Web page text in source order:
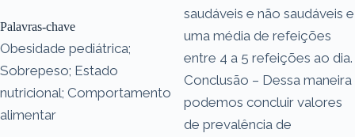
Palavras-chave
Obesidade pediátrica;
Sobrepeso; Estado
nutricional; Comportamento
alimentar
saudáveis e não saudáveis e
uma média de refeições
entre 4 a 5 refeições ao dia.
Conclusão – Dessa maneira
podemos concluir valores
de prevalência de